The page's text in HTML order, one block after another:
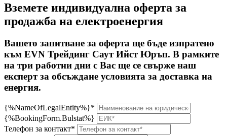
Вземете индивидуална оферта за
продажба на електроенергия
Вашето запитване за оферта ще бъде изпратено
към EVN Трейдинг Саут Ийст Юръп. В рамките
на три работни дни с Вас ще се свърже наш
експерт за обсъждане условията за доставка на
енергия.
{%NameOfLegalEntity%}*
{%BookingForm.Bulstat%}
Телефон за контакт*